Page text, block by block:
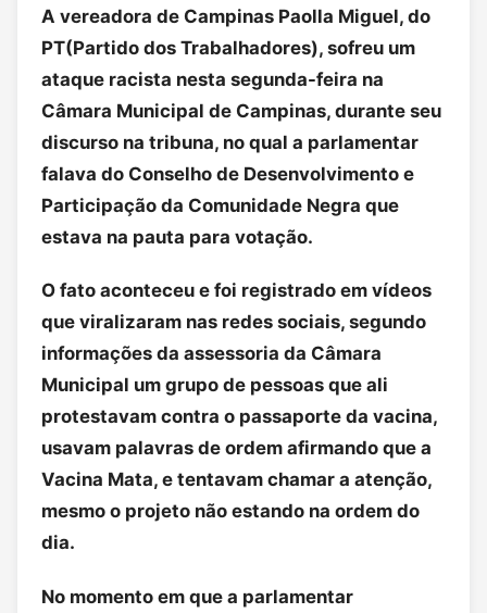
A vereadora de Campinas Paolla Miguel, do
PT(Partido dos Trabalhadores), sofreu um
ataque racista nesta segunda-feira na
Câmara Municipal de Campinas, durante seu
discurso na tribuna, no qual a parlamentar
falava do Conselho de Desenvolvimento e
Participação da Comunidade Negra que
estava na pauta para votação.
O fato aconteceu e foi registrado em vídeos
que viralizaram nas redes sociais, segundo
informações da assessoria da Câmara
Municipal um grupo de pessoas que ali
protestavam contra o passaporte da vacina,
usavam palavras de ordem afirmando que a
Vacina Mata, e tentavam chamar a atenção,
mesmo o projeto não estando na ordem do
dia.
No momento em que a parlamentar